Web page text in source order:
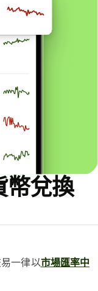
幣兌換
一律以市場匯率中